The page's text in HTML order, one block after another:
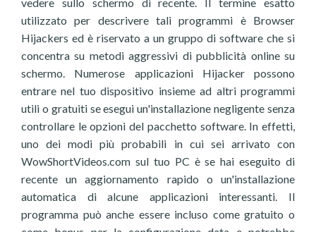
utilizzato per descrivere tali programmi è Browser
Hijackers ed è riservato a un gruppo di software che si
concentra su metodi aggressivi di pubblicità online su
schermo. Numerose applicazioni Hijacker possono
entrare nel tuo dispositivo insieme ad altri programmi
utili o gratuiti se esegui un'installazione negligente senza
controllare le opzioni del pacchetto software. In effetti,
uno dei modi più probabili in cui sei arrivato con
WowShortVideos.com sul tuo PC è se hai eseguito di
recente un aggiornamento rapido o un'installazione
automatica di alcune applicazioni interessanti. Il
programma può anche essere incluso come gratuito o